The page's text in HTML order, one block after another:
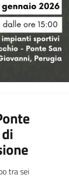
tra sei